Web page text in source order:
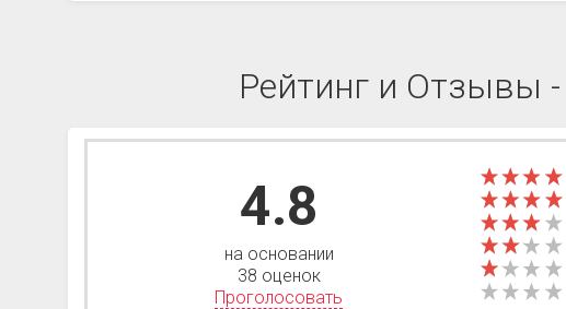
Рейтинг и Отзывы
4.8
на основании
38 оценок
Проголосовать